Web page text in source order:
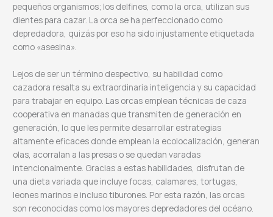
pequeños organismos; los delfines, como la orca, utilizan sus
dientes para cazar. La orca se ha perfeccionado como
depredadora, quizás por eso ha sido injustamente etiquetada
como «asesina».
Lejos de ser un término despectivo, su habilidad como
cazadora resalta su extraordinaria inteligencia y su capacidad
para trabajar en equipo. Las orcas emplean técnicas de caza
cooperativa en manadas que transmiten de generación en
generación, lo que les permite desarrollar estrategias
altamente eficaces donde emplean la ecolocalización, generan
olas, acorralan a las presas o se quedan varadas
intencionalmente. Gracias a estas habilidades, disfrutan de
una dieta variada que incluye focas, calamares, tortugas,
leones marinos e incluso tiburones. Por esta razón, las orcas
son reconocidas como los mayores depredadores del océano.